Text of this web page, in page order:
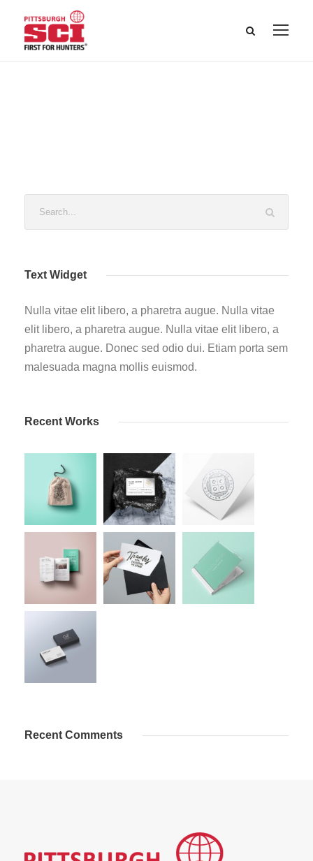
Text Widget
Nulla vitae elit libero, a pharetra augue. Nulla vitae
elit libero, a pharetra augue. Nulla vitae elit libero, a
pharetra augue. Donec sed odio dui. Etiam porta sem
malesuada magna mollis euismod.
Recent Works
Recent Comments